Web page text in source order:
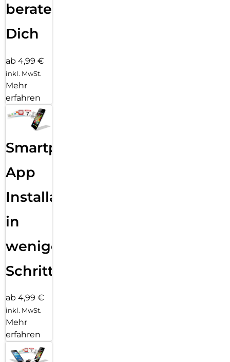
beraten
Dich
ab 4,99 €
inkl. MwSt.
Mehr
erfahren
Smartphone
App
Installation
in
wenigen
Schritten
ab 4,99 €
inkl. MwSt.
Mehr
erfahren